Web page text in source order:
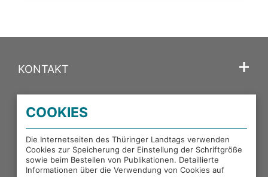
KONTAKT
PORTALE DES THÜRINGER LANDTAGS
EXTERNE LINKS
COOKIES
Die Internetseiten des Thüringer Landtags verwenden
Cookies zur Speicherung der Einstellung der Schriftgröße
sowie beim Bestellen von Publikationen. Detaillierte
Informationen über die Verwendung von Cookies auf